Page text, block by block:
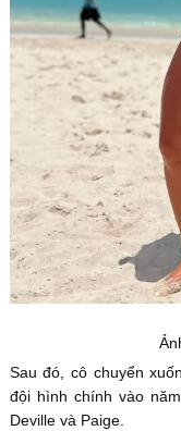
Sau đó, cô chuyển
đội hình chính vào
Deville và Paige.